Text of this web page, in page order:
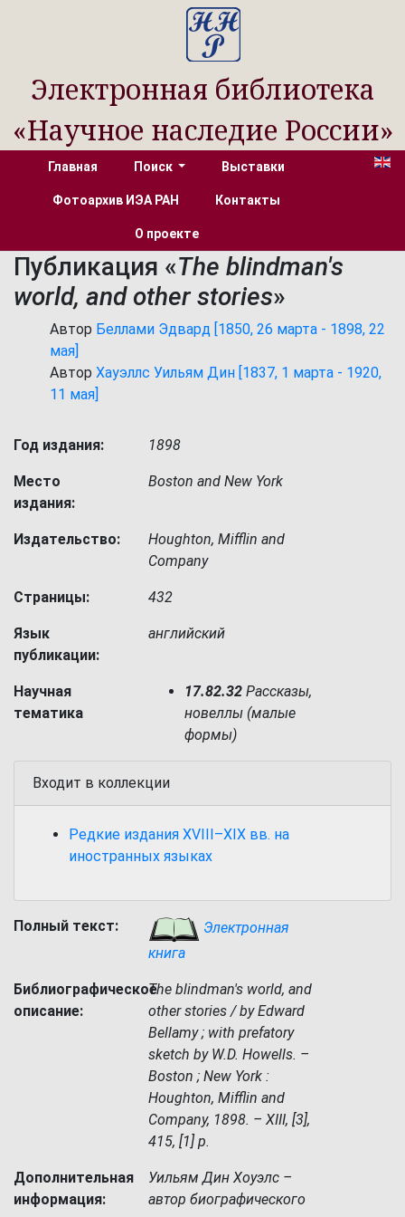
Электронная библиотека
«Научное наследие России»
Главная Поиск Выставки
Фотоархив ИЭА РАН Контакты
О проекте
Публикация «The blindman's
world, and other stories»
Автор Беллами Эдвард [1850, 26 марта - 1898, 22
мая]
Автор Хауэллс Уильям Дин [1837, 1 марта - 1920,
11 мая]
Год издания: 1898
Место
издания:
Boston and New York
Издательство:
Houghton, Mifflin and
Company
Страницы: 432
Язык
публикации:
английский
Научная
тематика
17.82.32 Рассказы,
новеллы (малые
формы)
Входит в коллекции
Редкие издания XVIII–XIX вв. на
иностранных языках
Полный текст:
Электронная
книга
Библиографическое
описание:
The blindman's world, and
other stories / by Edward
Bellamy ; with prefatory
sketch by W.D. Howells. –
Boston ; New York :
Houghton, Mifflin and
Company, 1898. – XIII, [3],
415, [1] p.
Дополнительная
информация:
Уильям Дин Хоуэлс –
автор биографического